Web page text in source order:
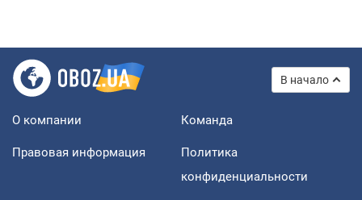
В начало
О компании Команда
Правовая информация
Политика
конфиденциальности